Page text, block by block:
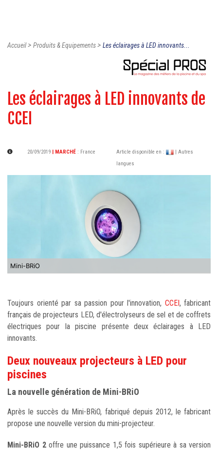
Accueil> Produits & Equipements> Les éclairages à LED innovants...
Les éclairages à LED innovants de
CCEI
20/09/2019 | MARCHÉ : France Article disponible en :
| Autres
langues
Mini-BRiO
Toujours orienté par sa passion pour l'innovation, CCEI, fabricant
français de projecteurs LED, d'électrolyseurs de sel et de coffrets
électriques pour la piscine présente deux éclairages à LED
innovants.
Deux nouveaux projecteurs à LED pour
piscines
La nouvelle génération de Mini-BRiO
Après le succès du Mini-BRiO, fabriqué depuis 2012, le fabricant
propose une nouvelle version du mini-projecteur.
Mini-BRiO 2offre une puissance 1,5 fois supérieure à sa version